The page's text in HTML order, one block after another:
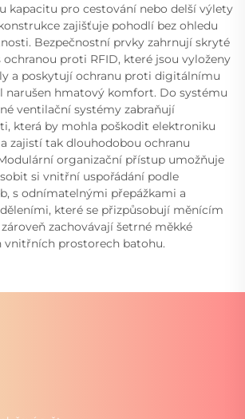
kapacitu pro cestování nebo delší výlety
zajišťuje pohodlí bez ohledu
Bezpečnostní prvky zahrnují skryté
ochranou proti RFID, které jsou vyloženy
a poskytují ochranu proti digitálnímu
narušen hmatový komfort. Do systému
ventilační systémy zabraňují
která by mohla poškodit elektroniku
zajistí tak dlouhodobou ochranu
organizační přístup umožňuje
si vnitřní uspořádání podle
s odnímatelnými přepážkami a
které se přizpůsobují měnícím
zachovávají šetrné měkké
vnitřních prostorech batohu.